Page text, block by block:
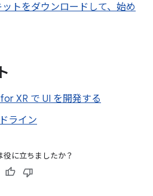
トをダウンロードして、始め
XR で UI を開発する
ライン
役に立ちましたか？